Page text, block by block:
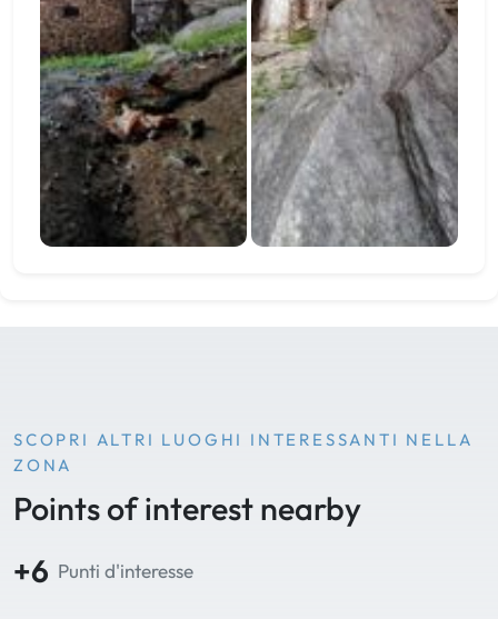
SCOPRI ALTRI LUOGHI INTERESSANTI NELLA
ZONA
Points of interest nearby
+6 Punti d'interesse